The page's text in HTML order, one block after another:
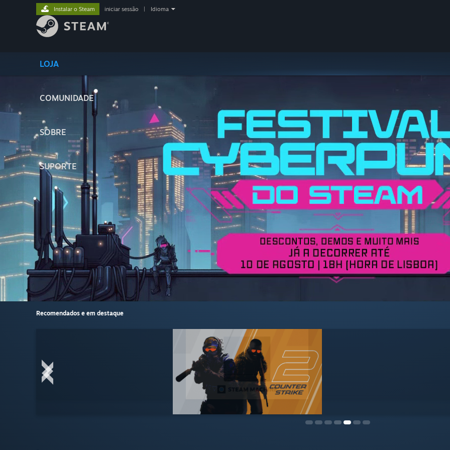
LOJA
COMUNIDADE
SOBRE
SUPORTE
Instalar o Steam iniciar sessão Idioma
Recomendados e em destaque